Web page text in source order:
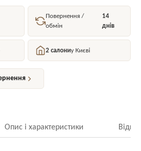
Повернення /
обмін
14
днів
2 салониу Києві
Опис і характеристики